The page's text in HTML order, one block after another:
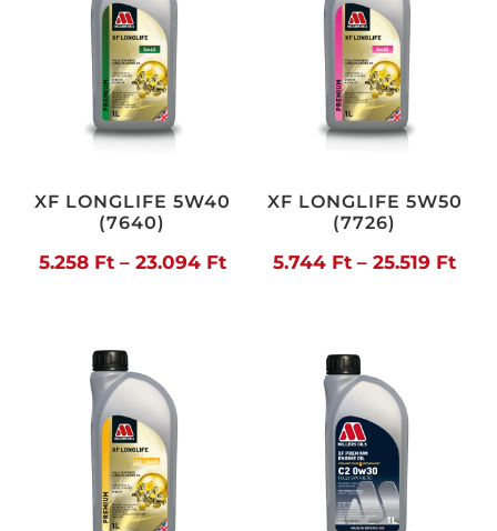
XF LONGLIFE 5W40
(7640)
5.258 Ft – 23.094 FtÁrtartomány:
XF LONGLIFE 5W50
(7726)
5.744 Ft – 25.519 Ft